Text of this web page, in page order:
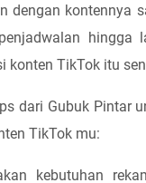
dengan kontennya
hingga
konten TikTok itu
dari Gubuk Pintar
TikTok mu:
kebutuhan